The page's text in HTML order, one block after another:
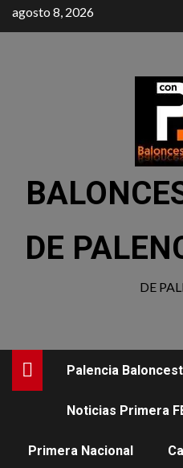
agosto 8, 2026
DE
DE
Palencia
Noticias Primera
Primera Nacional